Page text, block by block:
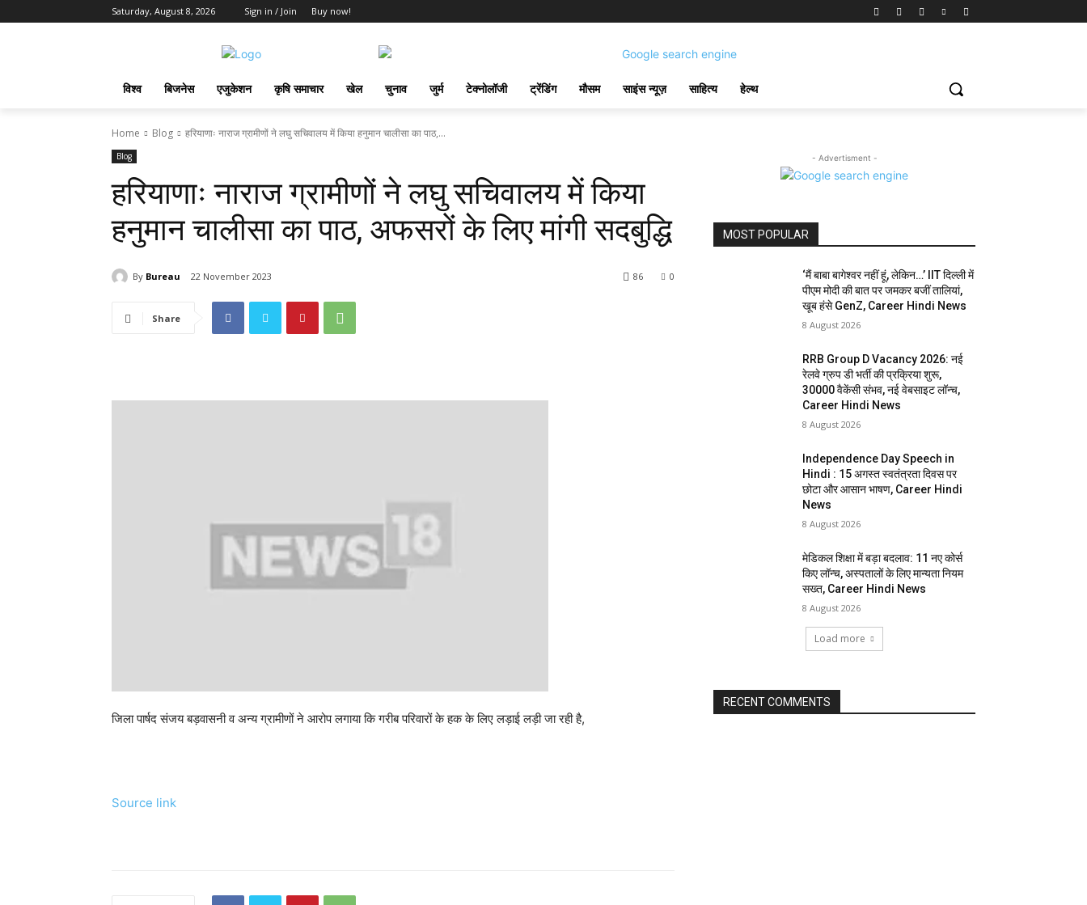
Saturday, August 8, 2026 Sign in / Join Buy now!
विश्व बिजनेस एजुकेशन कृषि समाचार खेल चुनाव जुर्म टेक्नोलॉजी ट्रेंडिंग मौसम साइंस न्यूज़ साहित्य हेल्थ
Home Blog हरियाणाः नाराज ग्रामीणों ने लघु सचिवालय में किया हनुमान चालीसा का पाठ,...
Blog
हरियाणाः नाराज ग्रामीणों ने लघु सचिवालय में किया
हनुमान चालीसा का पाठ, अफसरों के लिए मांगी सदबुद्धि
By Bureau 22 November 2023 0
86
Share
जिला पार्षद संजय बड़वासनी व अन्य ग्रामीणों ने आरोप लगाया कि गरीब परिवारों के हक के लिए लड़ाई लड़ी जा रही है,
Source link
- Advertisment -
MOST POPULAR
‘मैं बाबा बागेश्वर नहीं हूं, लेकिन…’ IIT दिल्ली में
पीएम मोदी की बात पर जमकर बजीं तालियां,
खूब हंसे GenZ, Career Hindi News
8 August 2026
RRB Group D Vacancy 2026: नई
रेलवे ग्रुप डी भर्ती की प्रक्रिया शुरू,
30000 वैकेंसी संभव, नई वेबसाइट लॉन्च,
Career Hindi News
8 August 2026
Independence Day Speech in
Hindi : 15 अगस्त स्वतंत्रता दिवस पर
छोटा और आसान भाषण, Career Hindi
News
8 August 2026
मेडिकल शिक्षा में बड़ा बदलाव: 11 नए कोर्स
किए लॉन्च, अस्पतालों के लिए मान्यता नियम
सख्त, Career Hindi News
8 August 2026
Load more
RECENT COMMENTS